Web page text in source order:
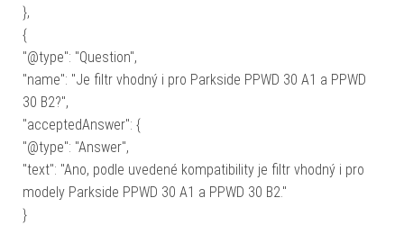
},
{
"@type": "Question",
"name": "Je filtr vhodný i pro Parkside PPWD 30 A1 a PPWD
30 B2?",
"acceptedAnswer": {
"@type": "Answer",
"text": "Ano, podle uvedené kompatibility je filtr vhodný i pro
modely Parkside PPWD 30 A1 a PPWD 30 B2."
}